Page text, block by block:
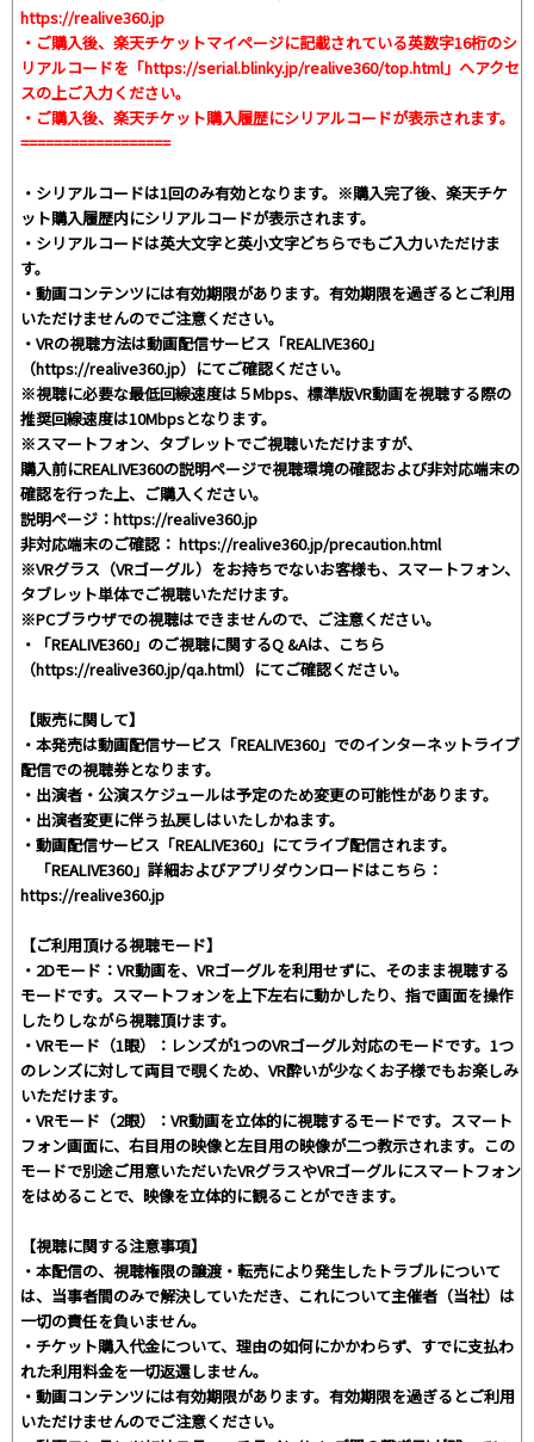
https://realive360.jp
・ご購入後、楽天チケットマイページに記載されている英数字16桁のシ
リアルコードを「https://serial.blinky.jp/realive360/top.html」へアクセ
スの上ご入力ください。
・ご購入後、楽天チケット購入履歴にシリアルコードが表示されます。
==================
・シリアルコードは1回のみ有効となります。※購入完了後、楽天チケ
ット購入履歴内にシリアルコードが表示されます。
・シリアルコードは英大文字と英小文字どちらでもご入力いただけま
す。
・動画コンテンツには有効期限があります。有効期限を過ぎるとご利用
いただけませんのでご注意ください。
・VRの視聴方法は動画配信サービス「REALIVE360」
（https://realive360.jp）にてご確認ください。
※視聴に必要な最低回線速度は５Mbps、標準版VR動画を視聴する際の
推奨回線速度は10Mbpsとなります。
※スマートフォン、タブレットでご視聴いただけますが、
購入前にREALIVE360の説明ページで視聴環境の確認および非対応端末の
確認を行った上、ご購入ください。
説明ページ：https://realive360.jp
非対応端末のご確認： https://realive360.jp/precaution.html
※VRグラス（VRゴーグル）をお持ちでないお客様も、スマートフォン、
タブレット単体でご視聴いただけます。
※PCブラウザでの視聴はできませんので、ご注意ください。
・「REALIVE360」のご視聴に関するQ &Aは、こちら
（https://realive360.jp/qa.html）にてご確認ください。
【販売に関して】
・本発売は動画配信サービス「REALIVE360」でのインターネットライブ
配信での視聴券となります。
・出演者・公演スケジュールは予定のため変更の可能性があります。
・出演者変更に伴う払戻しはいたしかねます。
・動画配信サービス「REALIVE360」にてライブ配信されます。
「REALIVE360」詳細およびアプリダウンロードはこちら：
https://realive360.jp
【ご利用頂ける視聴モード】
・2Dモード：VR動画を、VRゴーグルを利用せずに、そのまま視聴する
モードです。スマートフォンを上下左右に動かしたり、指で画面を操作
したりしながら視聴頂けます。
・VRモード（1眼）：レンズが1つのVRゴーグル対応のモードです。1つ
のレンズに対して両目で覗くため、VR酔いが少なくお子様でもお楽しみ
いただけます。
・VRモード（2眼）：VR動画を立体的に視聴するモードです。スマート
フォン画面に、右目用の映像と左目用の映像が二つ教示されます。この
モードで別途ご用意いただいたVRグラスやVRゴーグルにスマートフォン
をはめることで、映像を立体的に観ることができます。
【視聴に関する注意事項】
・本配信の、視聴権限の譲渡・転売により発生したトラブルについて
は、当事者間のみで解決していただき、これについて主催者（当社）は
一切の責任を負いません。
・チケット購入代金について、理由の如何にかかわらず、すでに支払わ
れた利用料金を一切返還しません。
・動画コンテンツには有効期限があります。有効期限を過ぎるとご利用
いただけませんのでご注意ください。